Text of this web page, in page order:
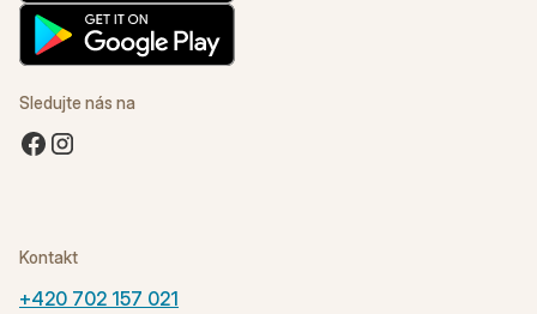
Sledujte nás na
Kontakt
+420 702 157 021